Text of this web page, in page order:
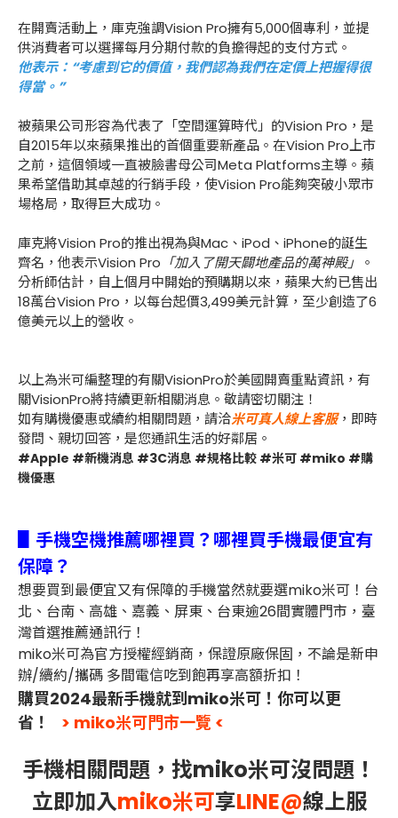
在開賣活動上，庫克強調Vision Pro擁有5,000個專利，並提
供消費者可以選擇每月分期付款的負擔得起的支付方式。
他表示：“考慮到它的價值，我們認為我們在定價上把握得很
得當。”
被蘋果公司形容為代表了「空間運算時代」的Vision Pro，是
自2015年以來蘋果推出的首個重要新產品。在Vision Pro上市
之前，這個領域一直被臉書母公司Meta Platforms主導。蘋
果希望借助其卓越的行銷手段，使Vision Pro能夠突破小眾市
場格局，取得巨大成功。
庫克將Vision Pro的推出視為與Mac、iPod、iPhone的誕生
齊名，他表示Vision Pro 「加入了開天闢地產品的萬神殿」 。
分析師估計，自上個月中開始的預購期以來，蘋果大約已售出
18萬台Vision Pro，以每台起價3,499美元計算，至少創造了6
億美元以上的營收。
以上為米可編整理的有關VisionPro於美國開賣重點資訊，有
關VisionPro將持續更新相關消息。敬請密切關注！
如有購機優惠或續約相關問題，請洽米可真人線上客服，即時
發問、親切回答，是您通訊生活的好鄰居。
#Apple #新機消息 #3C消息 #規格比較 #米可 #miko #購
機優惠
▋手機空機推薦哪裡買？哪裡買手機最便宜有
保障？
想要買到最便宜又有保障的手機當然就要選miko米可！台
北、台南、高雄、嘉義、屏東、台東逾26間實體門市，臺
灣首選推薦通訊行！
miko米可為官方授權經銷商，保證原廠保固，不論是新申
辦/續約/攜碼 多間電信吃到飽再享高額折扣！
購買2024最新手機就到miko米可！你可以更
省！
> miko米可門市一覽 <
手機相關問題，找miko米可沒問題！
立即加入miko米可享LINE@線上服